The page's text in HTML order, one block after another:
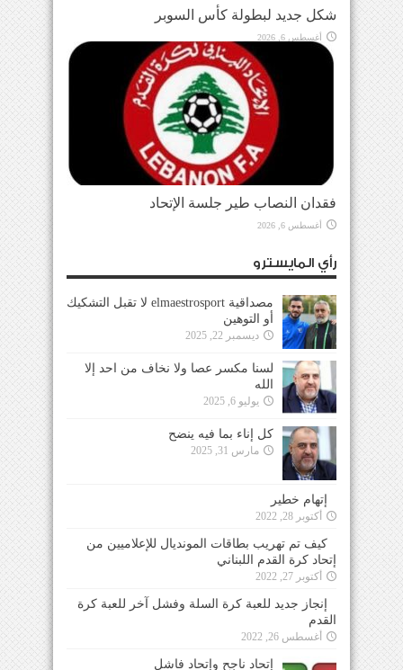
شكل جديد لبطولة كأس السوبر
أغسطس 6, 2026
فقدان النصاب طير جلسة الإتحاد
أغسطس 6, 2026
رأي المايسترو
مصداقية elmaestrosport لا تقبل التشكيك
أو التوهين
ديسمبر 22, 2025
لسنا مكسر عصا ولا نخاف من احد إلا
الله
يوليو 6, 2025
كل إناء بما فيه ينضح
مارس 31, 2025
إتهام خطير
أكتوبر 28, 2022
كيف تم تهريب بطاقات المونديال للإعلاميين من
إتحاد كرة القدم اللبناني
أكتوبر 27, 2022
إنجاز جديد للعبة كرة السلة وفشل آخر للعبة كرة
القدم
أغسطس 26, 2022
إتحاد ناجح وإتحاد فاشل